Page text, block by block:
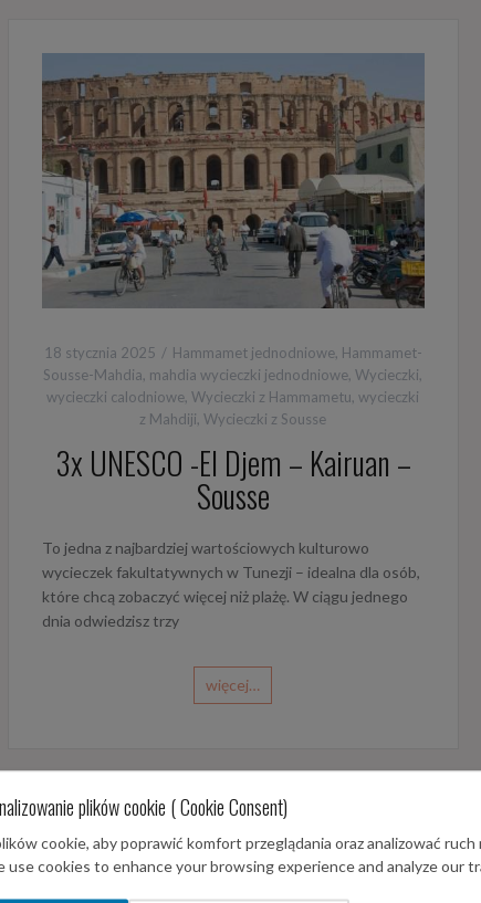
18 stycznia 2025 Hammamet jednodniowe, Hammamet-
Sousse-Mahdia, mahdia wycieczki jednodniowe,Wycieczki,
wycieczki calodniowe,Wycieczki z Hammametu,wycieczki
z Mahdiji,Wycieczki z Sousse
3x UNESCO -El Djem – Kairuan –
Sousse
To jedna z najbardziej wartościowych kulturowo
wycieczek fakultatywnych w Tunezji – idealna dla osób,
które chcą zobaczyć więcej niż plażę. W ciągu jednego
dnia odwiedzisz trzy
więcej…
Kategorie
plików cookie ( Cookie Consent)
cookie, aby poprawić komfort przeglądania oraz analizować ruch
use cookies to enhance your browsing experience and analyze our